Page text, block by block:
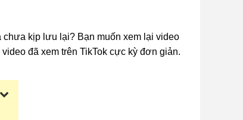
chưa kịp lưu lại? Bạn muốn xem lại video
đã xem trên TikTok cực kỳ đơn giản.